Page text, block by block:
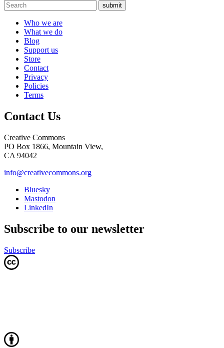
submit
Who we are
What we do
Blog
Support us
Store
Contact
Privacy
Policies
Terms
Contact Us
Creative Commons
PO Box 1866, Mountain View,
CA 94042
info@creativecommons.org
Bluesky
Mastodon
LinkedIn
Subscribe to our newsletter
Subscribe